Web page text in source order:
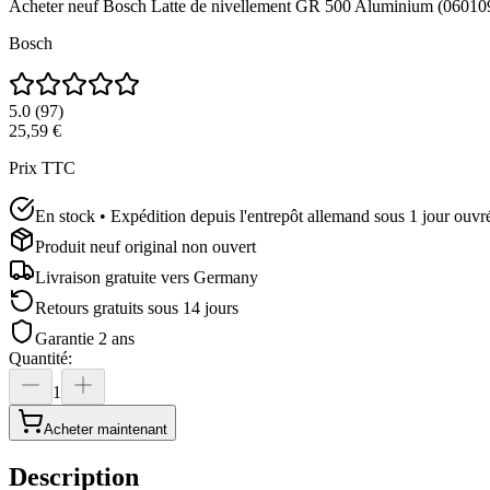
Acheter neuf Bosch Latte de nivellement GR 500 Aluminium
Bosch
5.0 (97)
25,59 €
Prix TTC
En stock • Expédition depuis l'entrepôt allemand sous 1 jour
Produit neuf original non ouvert
Livraison gratuite vers Germany
Retours gratuits sous 14 jours
Garantie 2 ans
Quantité:
1
Acheter maintenant
Description